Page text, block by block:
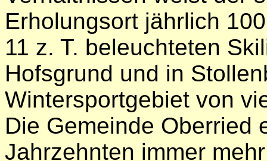
Erholungsort jährlich
11 z. T. beleuchteten
Hofsgrund und in
Wintersportgebiet von
Die Gemeinde Oberried
Jahrzehnten immer